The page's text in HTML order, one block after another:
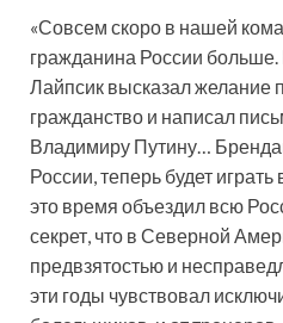
«Совсем скоро в нашей
гражданина России
Лайпсик высказал желание
гражданство и написал
Владимиру Путину…
России, теперь будет
это время объездил всю
секрет, что в Северной
предвзятостью и
эти годы чувствовал